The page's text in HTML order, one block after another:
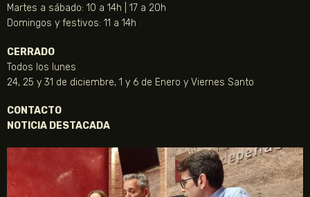
Martes a sábado: 10 a 14h | 17 a 20h
Domingos y festivos: 11 a 14h
CERRADO
Todos los lunes
24, 25 y 31 de diciembre, 1 y 6 de Enero y Viernes Santo
CONTACTO
NOTICIA DESTACADA